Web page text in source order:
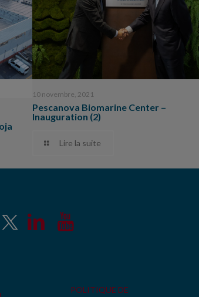
10 novembre, 2021
Pescanova Biomarine Center –
Inauguration (2)
Lire la suite
POLITIQUE DE